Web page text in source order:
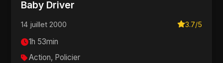
Baby Driver
14 juillet 2000 3.7/5
1h 53min
Action, Policier